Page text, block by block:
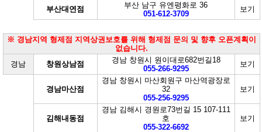
부산대연점
부산 남구 유엔평화로 36
051-612-3709
보기
※ 경남지역 형제점 지역상권보호를 위해 형제점 문의 및 향후 오픈계획이
없습니다.
경남
창원상남점
경남 창원시 원이대로682번길18
055-266-9295
보기
경남마산점
경남 창원시 마산회원구 마산역광장로
32
055-256-9295
보기
김해내동점
경남 김해시 경원로73번길 15 107-111
호
055-322-6692
보기